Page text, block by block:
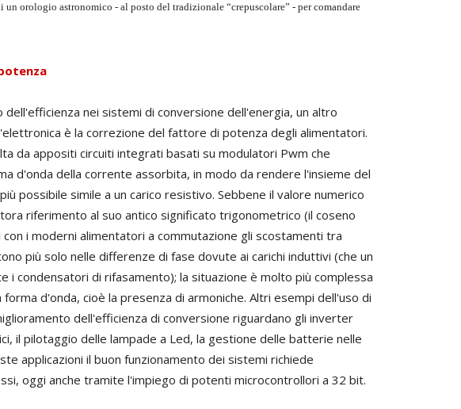
orologio astronomico - al posto del tradizionale “crepuscolare” - per comandare
dell'efficienza nei sistemi di conversione dell'energia, un altro
è la correzione del fattore di potenza degli alimentatori.
da appositi circuiti integrati basati su modulatori Pwm che
d'onda della corrente assorbita, in modo da rendere l'insieme del
possibile simile a un carico resistivo. Sebbene il valore numerico
riferimento al suo antico significato trigonometrico (il coseno
i moderni alimentatori a commutazione gli scostamenti tra
più solo nelle differenze di fase dovute ai carichi induttivi (che un
condensatori di rifasamento); la situazione è molto più complessa
d'onda, cioè la presenza di armoniche. Altri esempi dell'uso di
dell'efficienza di conversione riguardano gli inverter
il pilotaggio delle lampade a Led, la gestione delle batterie nelle
applicazioni il buon funzionamento dei sistemi richiede
oggi anche tramite l'impiego di potenti microcontrollori a 32 bit.